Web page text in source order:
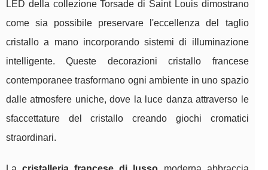
LED della collezione Torsade di Saint Louis dimostrano
come sia possibile preservare l'eccellenza del taglio
cristallo a mano incorporando sistemi di illuminazione
intelligente. Queste decorazioni cristallo francese
contemporanee trasformano ogni ambiente in uno spazio
dalle atmosfere uniche, dove la luce danza attraverso le
sfaccettature del cristallo creando giochi cromatici
straordinari.